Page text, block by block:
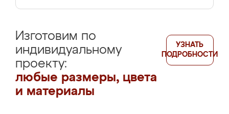
Изготовим по
индивидуальному
проекту:
любые размеры, цвета
и материалы
УЗНАТЬ
ПОДРОБНОСТИ